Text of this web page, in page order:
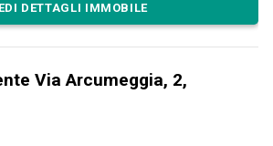
DETTAGLI IMMOBILE
Via Arcumeggia, 2,